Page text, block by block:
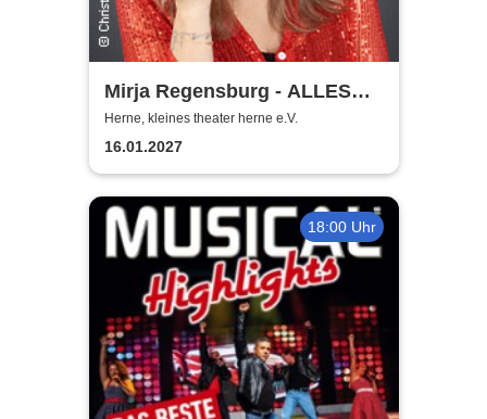
Mirja Regensburg - ALLES
WIRD GUT!
Herne, kleines theater herne e.V.
16.01.2027
18:00 Uhr